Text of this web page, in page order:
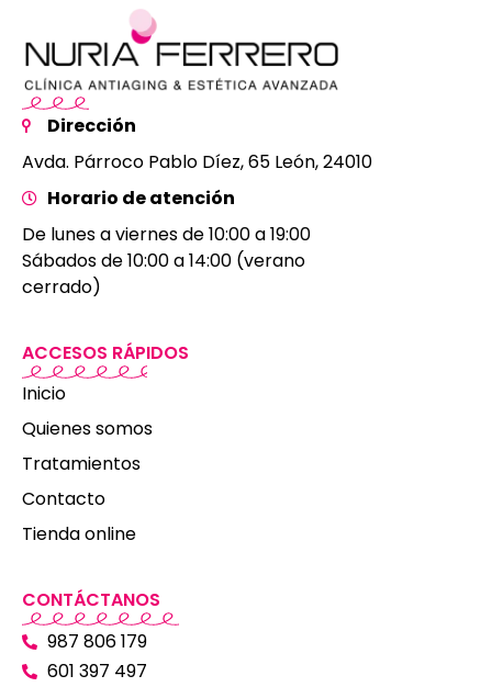
Dirección
Avda. Párroco Pablo Díez, 65 León, 24010
Horario de atención
De lunes a viernes de 10:00 a 19:00
Sábados de 10:00 a 14:00 (verano
cerrado)
ACCESOS RÁPIDOS
Inicio
Quienes somos
Tratamientos
Contacto
Tienda online
CONTÁCTANOS
987 806 179
601 397 497